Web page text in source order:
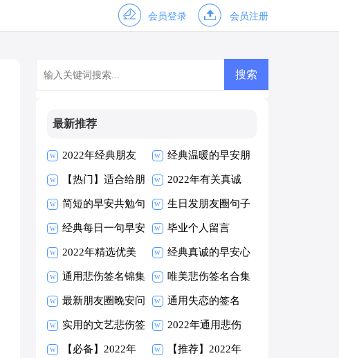
会员登录 会员注册
最新推荐
2022年经典朋友
早安朋友圈问候语
30条
经典温暖的早安朋
友圈问候语26条
【热门】适合给朋
友的早安朋友圈问
候语摘录63句
2022年有关真诚
的早安心语朋友圈
摘录33句
简短的早安共勉句
子朋友圈摘录40
条
生日发朋友圈句子
经典每日一句早安
朋友圈问候语汇编
54句
毕业个人留言
2022年精选优美
的早安朋友圈问候
语摘录53句
经典真诚的早安心
语朋友圈17条
通用悲伤签名锦集
100条
唯美悲伤签名合集
60条
最新朋友圈晚安问
候语汇总145句
通用失恋的签名
95句
实用的文艺悲伤签
名汇编86条
2022年通用悲伤
的签名汇编80条
【必备】2022年 【推荐】2022年